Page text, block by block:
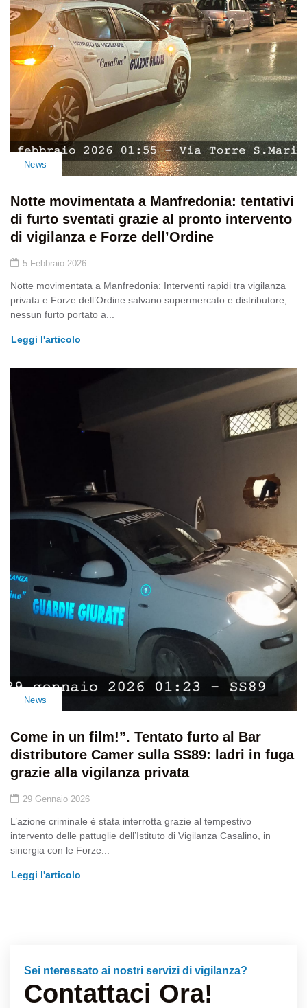
News
Notte movimentata a Manfredonia: tentativi
di furto sventati grazie al pronto intervento
di vigilanza e Forze dell’Ordine
5 Febbraio 2026
Notte movimentata a Manfredonia: Interventi rapidi tra vigilanza
privata e Forze dell’Ordine salvano supermercato e distributore,
nessun furto portato a...
Leggi l'articolo
News
Come in un film!”. Tentato furto al Bar
distributore Camer sulla SS89: ladri in fuga
grazie alla vigilanza privata
29 Gennaio 2026
L’azione criminale è stata interrotta grazie al tempestivo
intervento delle pattuglie dell’Istituto di Vigilanza Casalino, in
sinergia con le Forze...
Leggi l'articolo
Sei nteressato ai nostri servizi di vigilanza?
Contattaci Ora!